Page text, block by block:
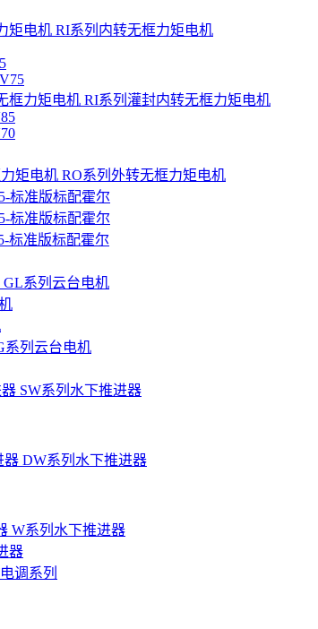
RI系列内转无框力矩电机
RI系列灌封内转无框力矩电机
RO系列外转无框力矩电机
标准版标配霍尔
标准版标配霍尔
标准版标配霍尔
GL系列云台电机
系列云台电机
SW系列水下推进器
DW系列水下推进器
W系列水下推进器
器
调系列